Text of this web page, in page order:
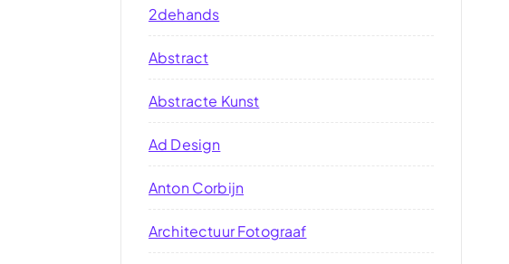
2dehands
Abstract
Abstracte Kunst
Ad Design
Anton Corbijn
Architectuur Fotograaf